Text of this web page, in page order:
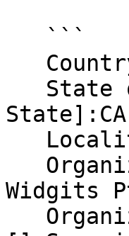
State]:CA
Widgits